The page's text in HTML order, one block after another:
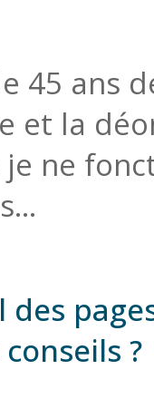
45 ans
et la
ne
?